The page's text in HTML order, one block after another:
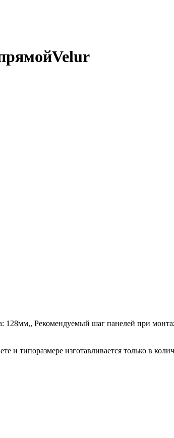
128мм,, Рекомендуемый шаг панелей при
и типоразмере изготавливается только в